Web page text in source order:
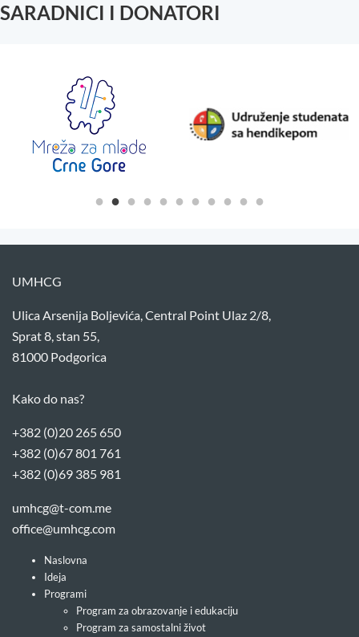
SARADNICI I DONATORI
UMHCG
Ulica Arsenija Boljevića, Central Point Ulaz 2/8,
Sprat 8, stan 55,
81000 Podgorica
Kako do nas?
+382 (0)20 265 650
+382 (0)67 801 761
+382 (0)69 385 981
umhcg@t-com.me
office@umhcg.com
Naslovna
Ideja
Programi
Program za obrazovanje i edukaciju
Program za samostalni život